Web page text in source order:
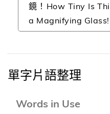
鏡！How Tiny Is
a Magnifying Glass!
單字片語整理
Words in Use